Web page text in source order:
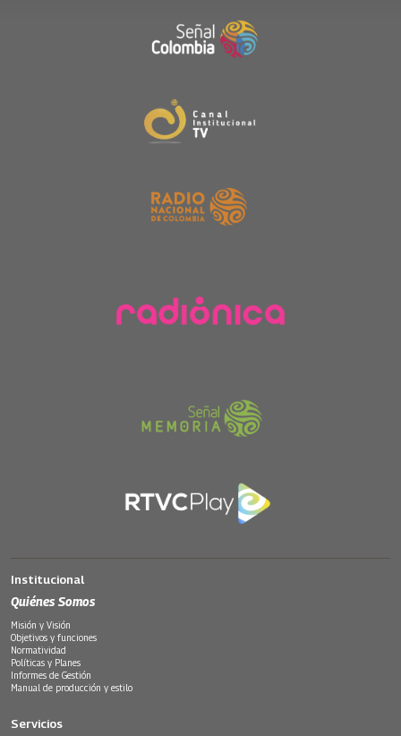
Institucional
Quiénes Somos
Misión y Visión
Objetivos y funciones
Normatividad
Políticas y Planes
Informes de Gestión
Manual de producción y estilo
Servicios